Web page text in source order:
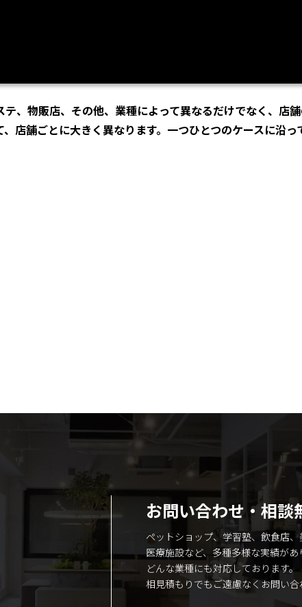
、物販店、その他、業種によって異なるだけでなく、店
店舗ごとに大きく異なります。一つひとつのケースに沿
お問い合わせ・相談
ペットショップ、学習塾、飲食店、
医療施設など、多種多様な実績があ
どんな業種にも対応しております。
相見積もりでもご遠慮なくお問い